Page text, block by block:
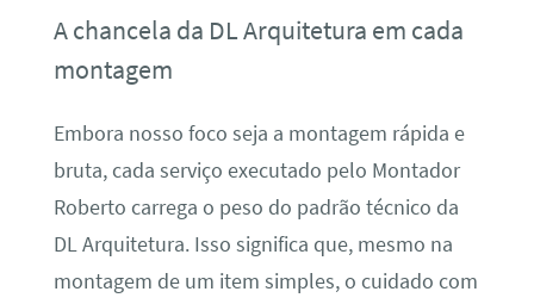
A chancela da DL Arquitetura em cada
montagem
Embora nosso foco seja a montagem rápida e
bruta, cada serviço executado pelo Montador
Roberto carrega o peso do padrão técnico da
DL Arquitetura. Isso significa que, mesmo na
montagem de um item simples, o cuidado com